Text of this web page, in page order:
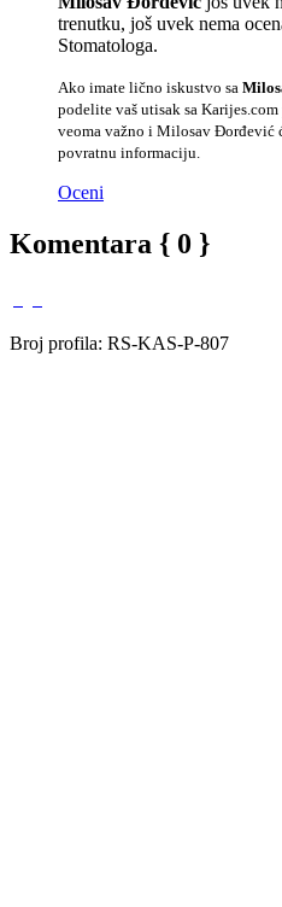
trenutku, još uvek nema
Stomatologa.
Ako imate lično iskustvo sa
podelite vaš utisak sa
veoma važno i Milosav Đorđević
povratnu informaciju.
Oceni
Komentara { 0 }
Broj profila: RS-KAS-P-807